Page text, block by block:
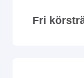
Fri